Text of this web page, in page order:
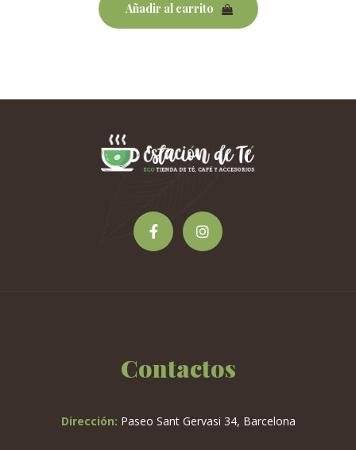
Añadir al carrito
Contactos
Dirección: Paseo Sant Gervasi 34, Barcelona